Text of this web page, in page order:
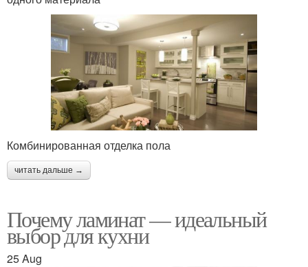
Комбинированная отделка пола
читать дальше →
Почему ламинат — идеальный
выбор для кухни
25 Aug